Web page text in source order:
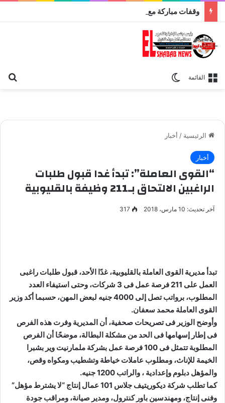
القائمة
الرئيسية / أخبار
أخبار
“القوى العاملة”: تبدأ غدا قبول طلبات
الراغبين الالتحاق بـ211 وظيفة بالقليوبية
آخر تحديث: 10 مارس، 2018 317
تبدأ مديرية القوى العاملة بالقليوبية، غدًا الأحد، قبول طلبات راغبى
العمل على 211 فرصة عمل فى 3 شركات، وحتى استيفاء العدد
المطلوب، برواتب تصل إلى 4000 جنيه لبعض المهن، حسبما أكد وزير
القوى العاملة محمد سعفان.
وأوضح الوزير فى تصريحات صحفية، أن المديرية وفرت هذه الفرص
فى إطار إسهامها فى الحد من مشكلة البطالة، موضحًا أن الفرص
المطلوبة تتمثل فى 100 فرصة عمل بشركة ملمارنيت وير بشبرا
الخيمة للإناث، ومطلوب عاملات خياطة وتشطيب ومكواه وقص،
والمؤهل دبلوم وإعدادية ، والراتب 1200 جنيه.
كما تطلب شركة ديكوريتيف جلاس 101 عمال إنتاج “لا يشترط مؤهل”
وفنى إنتاج، ومهندسين باور كنترول، ومدير صيانة، ومراقب جودة